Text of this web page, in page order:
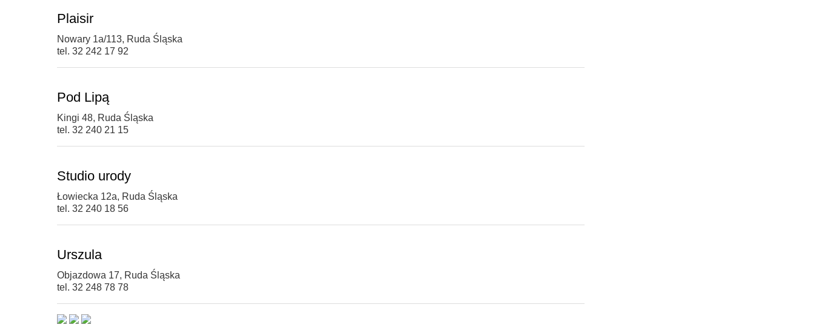
Plaisir
Nowary 1a/113, Ruda Śląska
tel. 32 242 17 92
Pod Lipą
Kingi 48, Ruda Śląska
tel. 32 240 21 15
Studio urody
Łowiecka 12a, Ruda Śląska
tel. 32 240 18 56
Urszula
Objazdowa 17, Ruda Śląska
tel. 32 248 78 78